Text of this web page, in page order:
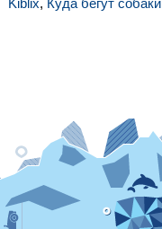
Kiblix, Куда бегут собаки